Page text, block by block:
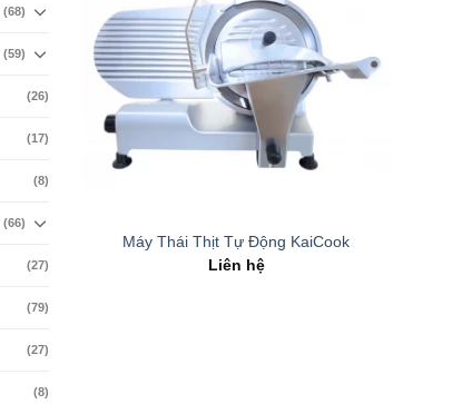
(68)
(59)
(26)
(17)
(8)
(66)
(27)
(79)
(27)
(8)
Máy Thái Thịt Tự Động KaiCook
Liên hệ